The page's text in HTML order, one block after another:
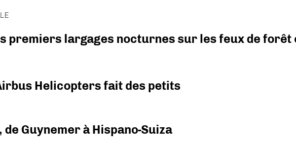
premiers largages nocturnes sur les feux de forêt
Helicopters fait des petits
de Guynemer à Hispano-Suiza